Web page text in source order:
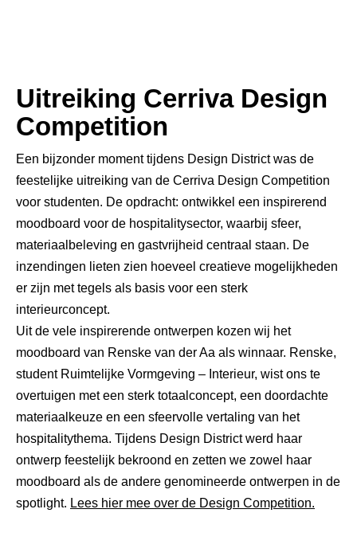
Uitreiking Cerriva Design
Competition
Een bijzonder moment tijdens Design District was de
feestelijke uitreiking van de Cerriva Design Competition
voor studenten. De opdracht: ontwikkel een inspirerend
moodboard voor de hospitalitysector, waarbij sfeer,
materiaalbeleving en gastvrijheid centraal staan. De
inzendingen lieten zien hoeveel creatieve mogelijkheden
er zijn met tegels als basis voor een sterk
interieurconcept.
Uit de vele inspirerende ontwerpen kozen wij het
moodboard van Renske van der Aa als winnaar. Renske,
student Ruimtelijke Vormgeving – Interieur, wist ons te
overtuigen met een sterk totaalconcept, een doordachte
materiaalkeuze en een sfeervolle vertaling van het
hospitalitythema. Tijdens Design District werd haar
ontwerp feestelijk bekroond en zetten we zowel haar
moodboard als de andere genomineerde ontwerpen in de
spotlight. Lees hier mee over de Design Competition.